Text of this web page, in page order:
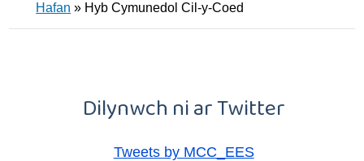
Hafan » Hyb Cymunedol Cil-y-Coed
Dilynwch ni ar Twitter
Tweets by MCC_EES